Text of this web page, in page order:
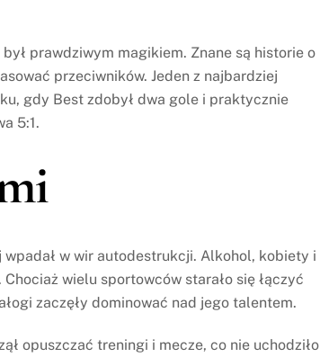
prawdziwym magikiem. Znane są historie o
przeciwników. Jeden z najbardziej
gdy Best zdobył dwa gole i praktycznie
5:1.
w wir autodestrukcji. Alkohol, kobiety i
wielu sportowców starało się łączyć
zaczęły dominować nad jego talentem.
opuszczać treningi i mecze, co nie uchodziło